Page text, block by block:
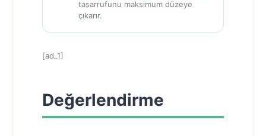
tasarrufunu maksimum düzeye
çıkarır.
[ad_1]
Değerlendirme